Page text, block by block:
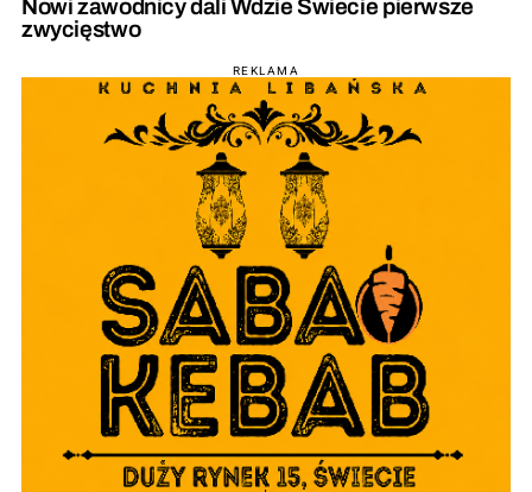
Nowi zawodnicy dali Wdzie Świecie pierwsze
zwycięstwo
REKLAMA